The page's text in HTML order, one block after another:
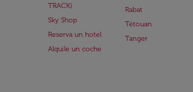
TRACK)
Sky Shop
Reserva un hotel
Alquile un coche
Rabat
Tétouan
Tanger